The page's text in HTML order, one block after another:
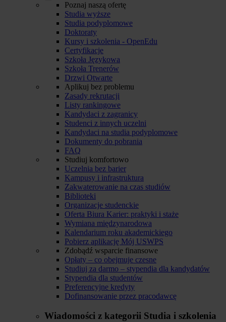
Poznaj naszą ofertę
Studia wyższe
Studia podyplomowe
Doktoraty
Kursy i szkolenia - OpenEdu
Certyfikacje
Szkoła Językowa
Szkoła Trenerów
Drzwi Otwarte
Aplikuj bez problemu
Zasady rekrutacji
Listy rankingowe
Kandydaci z zagranicy
Studenci z innych uczelni
Kandydaci na studia podyplomowe
Dokumenty do pobrania
FAQ
Studiuj komfortowo
Uczelnia bez barier
Kampusy i infrastruktura
Zakwaterowanie na czas studiów
Biblioteki
Organizacje studenckie
Oferta Biura Karier: praktyki i staże
Wymiana międzynarodowa
Kalendarium roku akademickiego
Pobierz aplikację Mój USWPS
Zdobądź wsparcie finansowe
Opłaty – co obejmuje czesne
Studiuj za darmo – stypendia dla kandydatów
Stypendia dla studentów
Preferencyjne kredyty
Dofinansowanie przez pracodawcę
Wiadomości z kategorii Studia i szkolenia